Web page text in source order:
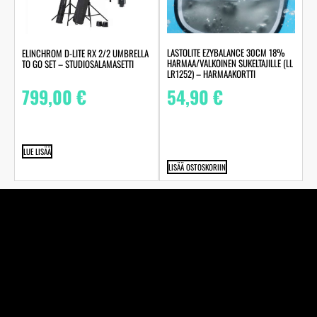
ELINCHROM D-LITE RX 2/2 UMBRELLA
TO GO SET – STUDIOSALAMASETTI
799,00€
LUE LISÄÄ
LASTOLITE EZYBALANCE 30CM 18%
HARMAA/VALKOINEN SUKELTAJILLE (LL
LR1252) – HARMAAKORTTI
54,90€
LISÄÄ OSTOSKORIIN